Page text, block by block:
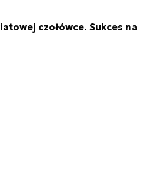
czołówce. Sukces na